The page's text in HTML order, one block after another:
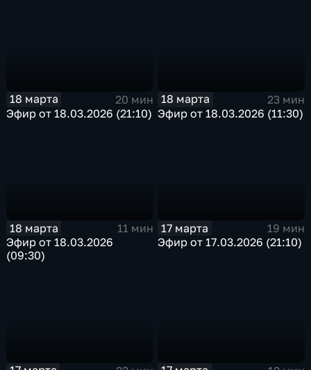
18 марта
20 мин
Эфир от 18.03.2026 (21:10)
18 марта
23 мин
Эфир от 18.03.2026 (11:30)
18 марта
11 мин
Эфир от 18.03.2026
(09:30)
17 марта
19 мин
Эфир от 17.03.2026 (21:10)